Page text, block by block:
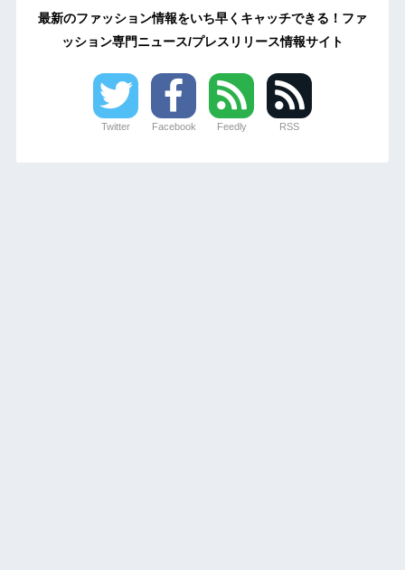
最新のファッション情報をいち早くキャッチできる！ファ
ッション専門ニュース/プレスリリース情報サイト
Twitter Facebook Feedly RSS